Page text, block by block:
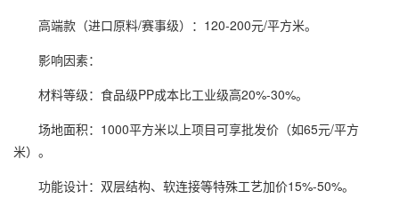
高端款（进口原料/赛事级）：120-200元/平方米。
影响因素：
材料等级：食品级PP成本比工业级高20%-30%。
场地面积：1000平方米以上项目可享批发价（如65元/平方
米）。
功能设计：双层结构、软连接等特殊工艺加价15%-50%。